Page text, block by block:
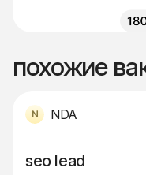
похожие
NDA
seo lead